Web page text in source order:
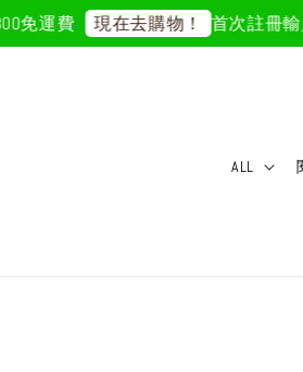
費 現在去購物！ 首次註冊輸入折
ALL